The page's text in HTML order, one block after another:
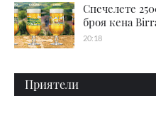
Спечелете
броя кена
20:18
Приятели